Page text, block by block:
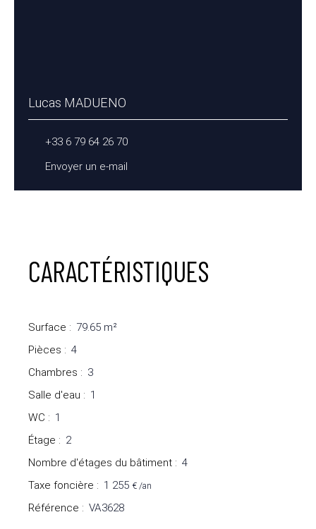
Lucas MADUENO
+33 6 79 64 26 70
Envoyer un e-mail
CARACTÉRISTIQUES
Surface : 79.65 m²
Pièces : 4
Chambres : 3
Salle d'eau : 1
WC : 1
Étage : 2
Nombre d'étages du bâtiment : 4
Taxe foncière : 1 255 € /an
Référence : VA3628